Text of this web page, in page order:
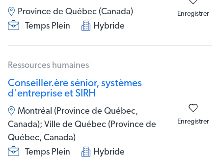
Province de Québec (Canada)
Temps Plein
Hybride
Enregistrer
Ressources humaines
Conseiller.ère sénior, systèmes
d'entreprise et SIRH
Montréal (Province de Québec,
Canada); Ville de Québec (Province de
Québec, Canada)
Temps Plein
Hybride
Enregistrer